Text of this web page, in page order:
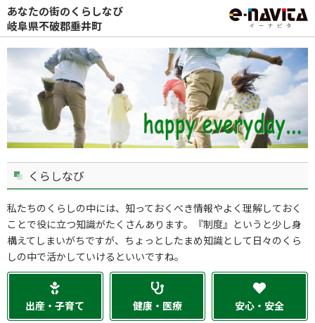
あなたの街のくらしなび
岐阜県不破郡垂井町
くらしなび
私たちのくらしの中には、知っておくべき情報やよく理解しておく
ことで役に立つ知識がたくさんあります。『制度』というと少し身
構えてしまいがちですが、ちょっとしたまめ知識として日々のくら
しの中で活かしていけるといいですね。
出産・子育て 健康・医療 安心・安全